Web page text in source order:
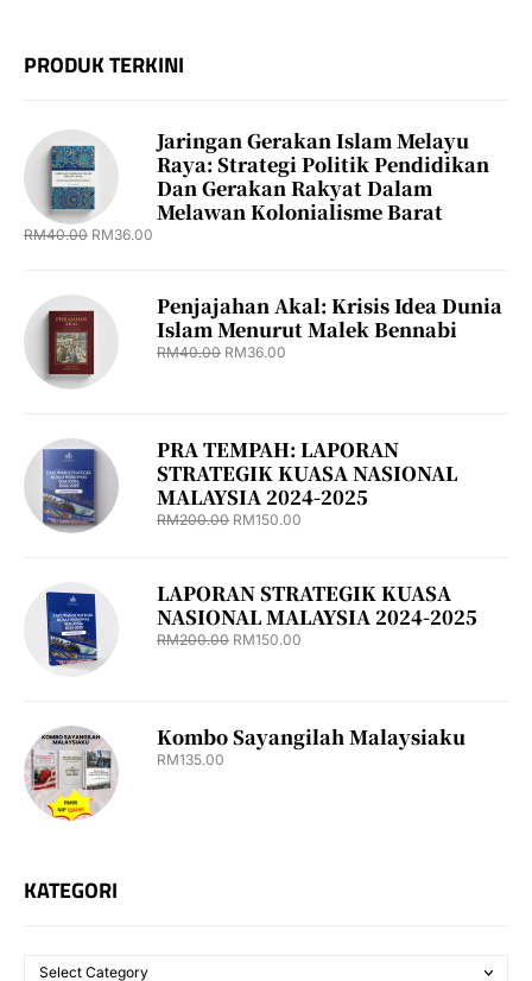
PRODUK TERKINI
Jaringan Gerakan Islam Melayu
Raya: Strategi Politik Pendidikan
Dan Gerakan Rakyat Dalam
Melawan Kolonialisme Barat
RM40.00 RM36.00
Penjajahan Akal: Krisis Idea Dunia
Islam Menurut Malek Bennabi
RM40.00 RM36.00
PRA TEMPAH: LAPORAN
STRATEGIK KUASA NASIONAL
MALAYSIA 2024-2025
RM200.00 RM150.00
LAPORAN STRATEGIK KUASA
NASIONAL MALAYSIA 2024-2025
RM200.00 RM150.00
Kombo Sayangilah Malaysiaku
RM135.00
KATEGORI